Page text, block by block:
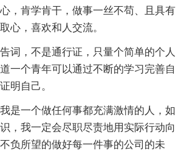
，肯学肯干，做事一丝不苟、且具有
心，喜欢和人交流。
词，不是通行证，只量个简单的个人
一个青年可以通过不断的学习完善自
明自己。
是一个做任何事都充满激情的人，如
，我一定会尽职尽责地用实际行动向
负所望的做好每一件事的公司的未